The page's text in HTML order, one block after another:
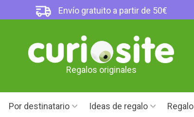
Envío gratuito a partir de 50€
Regalos originales
Por destinatario Ideas de regalo